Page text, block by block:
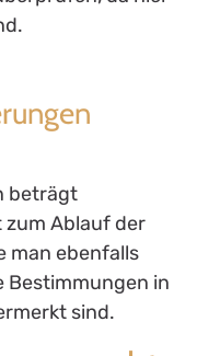
beträgt
zum Ablauf der
man ebenfalls
Bestimmungen in
sind.